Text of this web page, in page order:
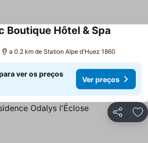
Boutique Hôtel & Spa
a 0.2 km de Station Alpe d'Huez 1860
ver os preços
Ver preços
Partilhar